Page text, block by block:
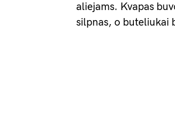
aliejams. Kvapas
silpnas, o buteliukai